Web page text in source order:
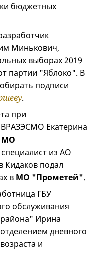
бюджетных
Минькович,
выборах 2019
партии "Яблоко". В
подписи
.
при
Екатерина
МО
из АО
Кидаков подал
в МО "Прометей".
ГБУ
обслуживания
района" Ирина
дневного
и